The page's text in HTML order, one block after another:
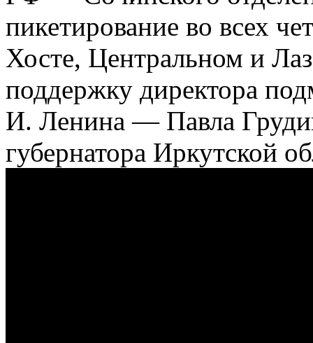
пикетирование во всех
Хосте, Центральном и
поддержку директора
И. Ленина — Павла
губернатора Иркутской